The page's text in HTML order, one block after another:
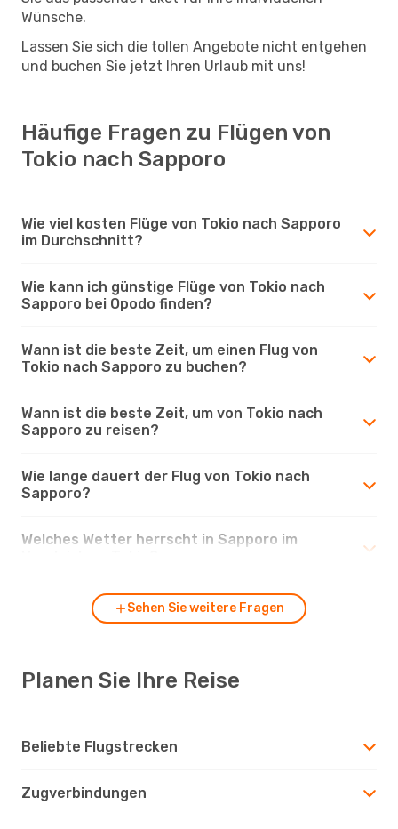
Wünsche.
Lassen Sie sich die tollen Angebote nicht entgehen
und buchen Sie jetzt Ihren Urlaub mit uns!
Häufige Fragen zu Flügen von
Tokio nach Sapporo
Wie viel kosten Flüge von Tokio nach Sapporo
im Durchschnitt?
Wie kann ich günstige Flüge von Tokio nach
Sapporo bei Opodo finden?
Wann ist die beste Zeit, um einen Flug von
Tokio nach Sapporo zu buchen?
Wann ist die beste Zeit, um von Tokio nach
Sapporo zu reisen?
Wie lange dauert der Flug von Tokio nach
Sapporo?
Welches Wetter herrscht in Sapporo im
Sehen Sie weitere Fragen
Planen Sie Ihre Reise
Beliebte Flugstrecken
Zugverbindungen